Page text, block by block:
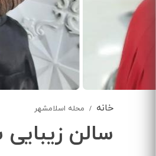
خانه محله اسلامشهر
سالن